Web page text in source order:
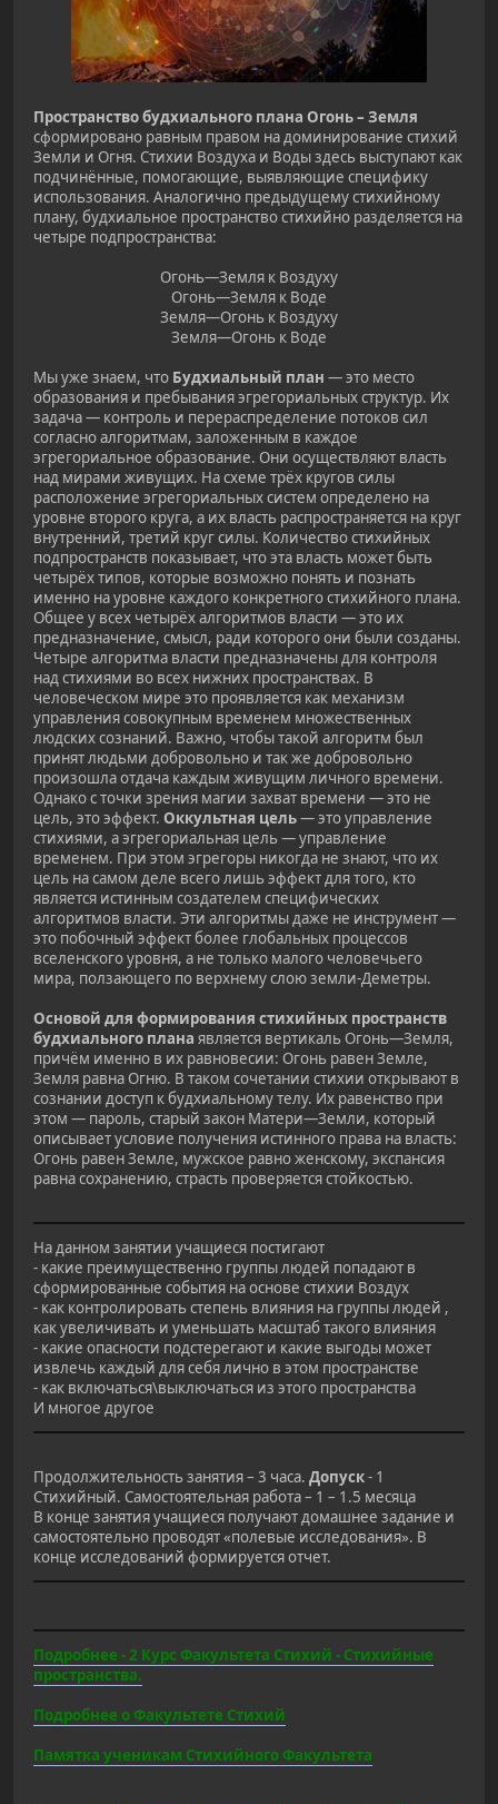
Пространство будхиального плана Огонь – Земля
сформировано равным правом на доминирование стихий
Земли и Огня. Стихии Воздуха и Воды здесь выступают как
подчинённые, помогающие, выявляющие специфику
использования. Аналогично предыдущему стихийному
плану, будхиальное пространство стихийно разделяется на
четыре подпространства:
Огонь—Земля к Воздуху
Огонь—Земля к Воде
Земля—Огонь к Воздуху
Земля—Огонь к Воде
Мы уже знаем, что Будхиальный план — это место
образования и пребывания эгрегориальных структур. Их
задача — контроль и перераспределение потоков сил
согласно алгоритмам, заложенным в каждое
эгрегориальное образование. Они осуществляют власть
над мирами живущих. На схеме трёх кругов силы
расположение эгрегориальных систем определено на
уровне второго круга, а их власть распространяется на круг
внутренний, третий круг силы. Количество стихийных
подпространств показывает, что эта власть может быть
четырёх типов, которые возможно понять и познать
именно на уровне каждого конкретного стихийного плана.
Общее у всех четырёх алгоритмов власти — это их
предназначение, смысл, ради которого они были созданы.
Четыре алгоритма власти предназначены для контроля
над стихиями во всех нижних пространствах. В
человеческом мире это проявляется как механизм
управления совокупным временем множественных
людских сознаний. Важно, чтобы такой алгоритм был
принят людьми добровольно и так же добровольно
произошла отдача каждым живущим личного времени.
Однако с точки зрения магии захват времени — это не
цель, это эффект. Оккультная цель— это управление
стихиями, а эгрегориальная цель — управление
временем. При этом эгрегоры никогда не знают, что их
цель на самом деле всего лишь эффект для того, кто
является истинным создателем специфических
алгоритмов власти. Эти алгоритмы даже не инструмент —
это побочный эффект более глобальных процессов
вселенского уровня, а не только малого человечьего
мира, ползающего по верхнему слою земли-Деметры.
Основой для формирования стихийных пространств
будхиального плана является вертикаль Огонь—Земля,
причём именно в их равновесии: Огонь равен Земле,
Земля равна Огню. В таком сочетании стихии открывают в
сознании доступ к будхиальному телу. Их равенство при
этом — пароль, старый закон Матери—Земли, который
описывает условие получения истинного права на власть:
Огонь равен Земле, мужское равно женскому, экспансия
равна сохранению, страсть проверяется стойкостью.
На данном занятии учащиеся постигают
- какие преимущественно группы людей попадают в
сформированные события на основе стихии Воздух
- как контролировать степень влияния на группы людей ,
как увеличивать и уменьшать масштаб такого влияния
- какие опасности подстерегают и какие выгоды может
извлечь каждый для себя лично в этом пространстве
- как включаться\выключаться из этого пространства
И многое другое
Продолжительность занятия – 3 часа. Допуск- 1
Стихийный. Самостоятельная работа – 1 – 1.5 месяца
В конце занятия учащиеся получают домашнее задание и
самостоятельно проводят «полевые исследования». В
конце исследований формируется отчет.
Подробнее - 2 Курс Факультета Стихий - Стихийные
пространства.
Подробнее о Факультете Стихий
Памятка ученикам Стихийного Факультета